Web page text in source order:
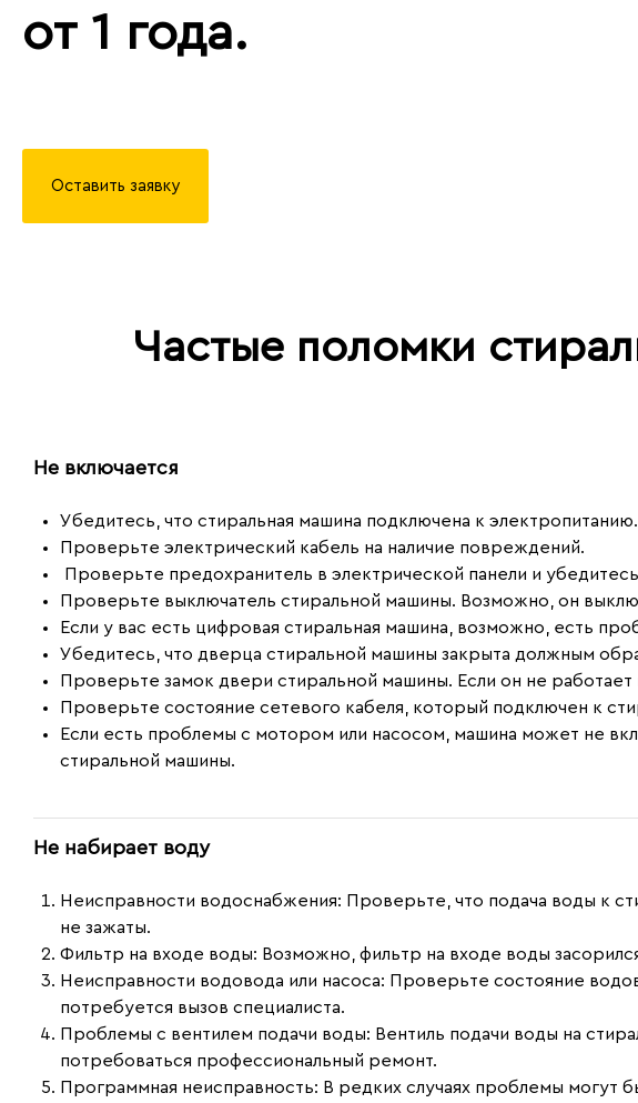
от 1 года.
Оставить заявку
Частые поломки
Не включается
Убедитесь, что стиральная машина подключена к электропитанию.
Проверьте электрический кабель на наличие повреждений.
Проверьте предохранитель в электрической панели и
Проверьте выключатель стиральной машины. Возможно, он
Если у вас есть цифровая стиральная машина, возможно, есть
Убедитесь, что дверца стиральной машины закрыта должным
Проверьте замок двери стиральной машины. Если он не
Проверьте состояние сетевого кабеля, который подключен к
Если есть проблемы с мотором или насосом, машина может не
стиральной машины.
Не набирает воду
Неисправности водоснабжения: Проверьте, что подача воды к
не зажаты.
Фильтр на входе воды: Возможно, фильтр на входе воды
Неисправности водовода или насоса: Проверьте состояние
потребуется вызов специалиста.
Проблемы с вентилем подачи воды: Вентиль подачи воды на
потребоваться профессиональный ремонт.
Программная неисправность: В редких случаях проблемы могут